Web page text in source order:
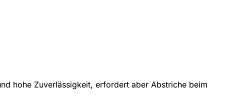
hohe Zuverlässigkeit, erfordert aber Abstriche beim